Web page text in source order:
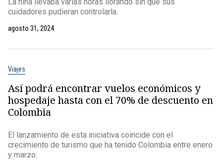
cuidadores pudieran controlarla.
agosto 31, 2024
Viajes
Así podrá encontrar vuelos económicos y
hospedaje hasta con el 70% de descuento en
Colombia
El lanzamiento de esta iniciativa coincide con el
crecimiento de turismo que ha tenido Colombia entre enero
y marzo.